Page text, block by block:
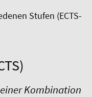
Stufen (ECTS-
Kombination